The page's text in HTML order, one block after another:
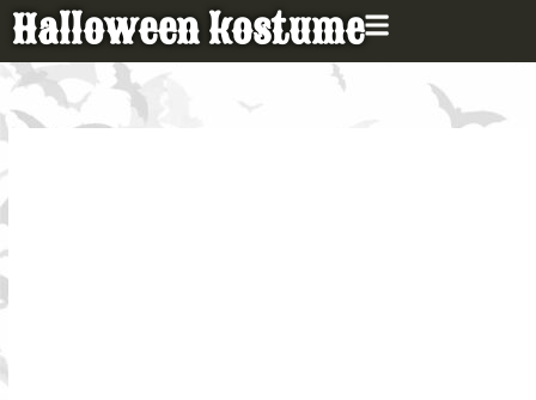
Gå
indholdet
Halloween kostume